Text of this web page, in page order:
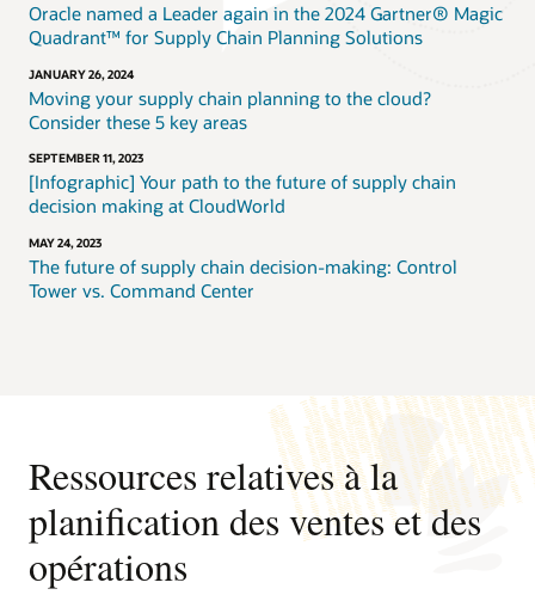
Oracle named a Leader again in the 2024 Gartner® Magic
Quadrant™ for Supply Chain Planning Solutions
JANUARY 26, 2024
Moving your supply chain planning to the cloud?
Consider these 5 key areas
SEPTEMBER 11, 2023
[Infographic] Your path to the future of supply chain
decision making at CloudWorld
MAY 24, 2023
The future of supply chain decision-making: Control
Tower vs. Command Center
Ressources relatives à la
planification des ventes et des
opérations